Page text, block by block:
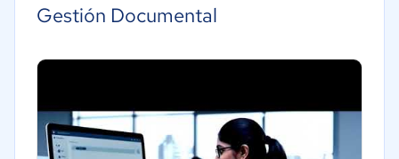
Hotelería / Viajes
Seguros
Farmacéutica
Bienes raíces
Gestión Documental